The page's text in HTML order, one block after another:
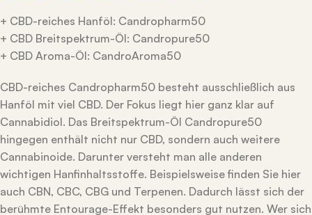
+ CBD-reiches Hanföl: Candropharm50
+ CBD Breitspektrum-Öl: Candropure50
+ CBD Aroma-Öl: CandroAroma50
CBD-reiches Candropharm50 besteht ausschließlich aus
Hanföl mit viel CBD. Der Fokus liegt hier ganz klar auf
Cannabidiol. Das Breitspektrum-Öl Candropure50
hingegen enthält nicht nur CBD, sondern auch weitere
Cannabinoide. Darunter versteht man alle anderen
wichtigen Hanfinhaltsstoffe. Beispielsweise finden Sie hier
auch CBN, CBC, CBG und Terpenen. Dadurch lässt sich der
berühmte Entourage-Effekt besonders gut nutzen. Wer sich